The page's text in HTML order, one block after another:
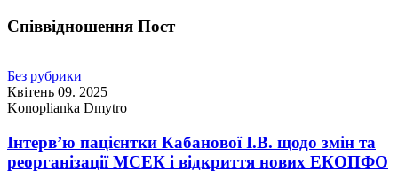
Співвідношення Пост
Без рубрики
Квітень 09. 2025
Konoplianka Dmytro
Інтервʼю пацієнтки Кабанової І.В. щодо змін та
реорганізації МСЕК і відкриття нових ЕКОПФО